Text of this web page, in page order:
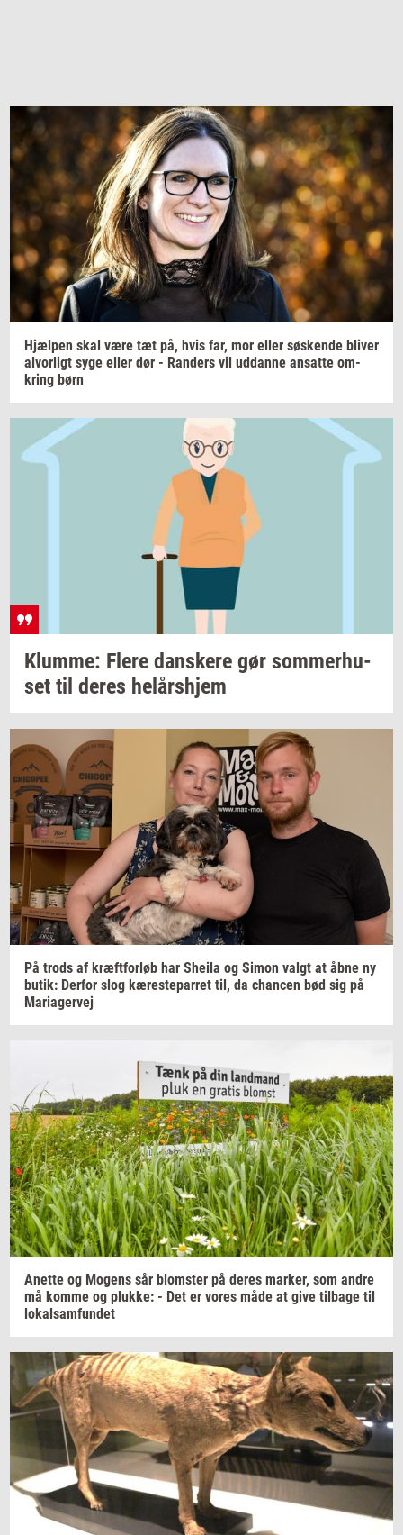
Hjæl­pen skal være tæt på, hvis far, mor eller sø­sken­de bli­ver
al­vor­ligt syge eller dør - Ran­ders vil ud­dan­ne an­sat­te om­
kring børn
Klum­me: Flere dan­ske­re gør som­mer­hu­
set til deres helårs­hjem
På trods af kræft­for­løb har Sheila og Simon valgt at åbne ny
butik: Der­for slog kæ­re­ste­par­ret til, da chan­cen bød sig på
Ma­ri­a­ger­vej
Anet­te og Mo­gens sår blom­ster på deres mar­ker, som andre
må komme og pluk­ke: - Det er vores måde at give til­ba­ge til
lo­kal­sam­fun­det